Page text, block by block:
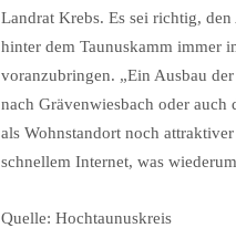
Landrat Krebs. Es sei richtig,
hinter dem Taunuskamm immer
voranzubringen. „Ein Ausbau
nach Grävenwiesbach oder
als Wohnstandort noch
schnellem Internet, was
Quelle: Hochtaunuskreis